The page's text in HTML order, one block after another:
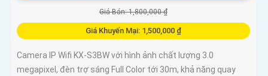
Giá Bán: 1,800,000 ₫
Giá Khuyến Mại: 1,500,000 ₫
Camera IP Wifi KX-S3BW với hình ảnh chất lượng 3.0
megapixel, đèn trợ sáng Full Color tới 30m, khả năng quay